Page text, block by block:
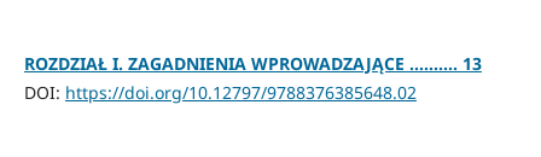
ROZDZIAŁ I. ZAGADNIENIA WPROWADZAJĄCE .......... 13
DOI: https://doi.org/10.12797/9788376385648.02